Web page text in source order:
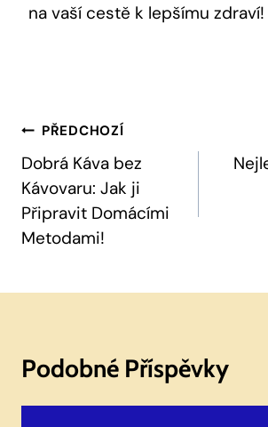
na vaší cestě k lepšímu zdraví!
Navigace
Pro
Příspěvek
PŘEDCHOZÍ
Dobrá Káva bez
Kávovaru: Jak ji
Připravit Domácími
Metodami!
Podobné Příspěvky